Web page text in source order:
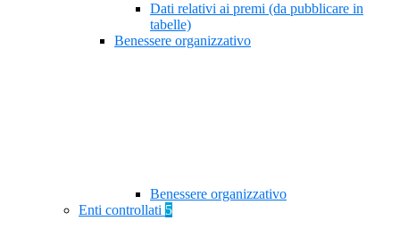
Dati relativi ai premi (da pubblicare in
tabelle)
Benessere organizzativo
Benessere organizzativo
Enti controllati 5